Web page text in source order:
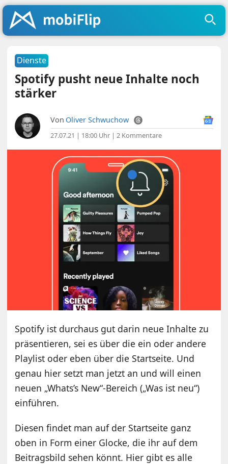
Dienste
Spotify pusht neue Inhalte noch
stärker
Von Oliver Schwuchow
27.07.21 | 18:00 Uhr |2 Kommentare
Spotify ist durchaus gut darin neue Inhalte zu
präsentieren, sei es über die ein oder andere
Playlist oder eben über die Startseite. Und
genau hier setzt man jetzt an und will einen
neuen „Whats’s New“-Bereich („Was ist neu“)
einführen.
Diesen findet man auf der Startseite ganz
oben in Form einer Glocke, die ihr auf dem
Beitragsbild sehen könnt. Hier gibt es alle